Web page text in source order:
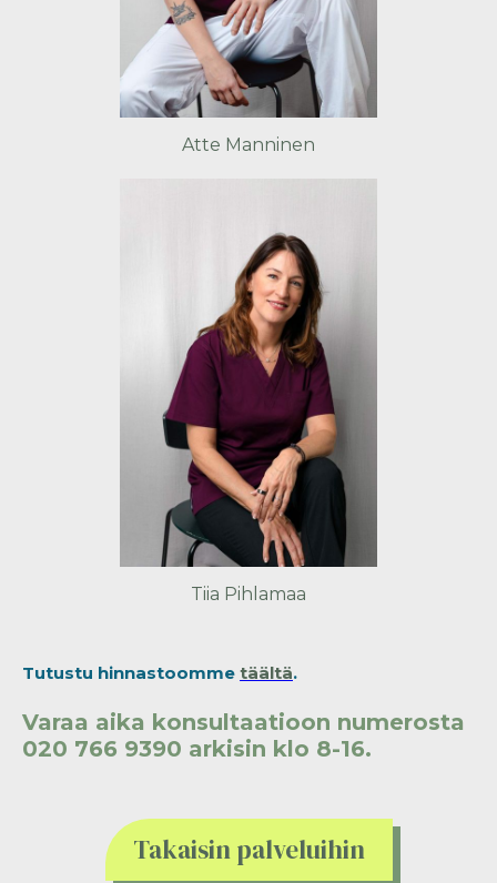
Atte Manninen
Tiia Pihlamaa
Tutustu hinnastoomme täältä.
Varaa aika konsultaatioon numerosta
020 766 9390 arkisin klo 8-16.
Takaisin palveluihin